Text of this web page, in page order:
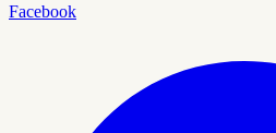
Facebook